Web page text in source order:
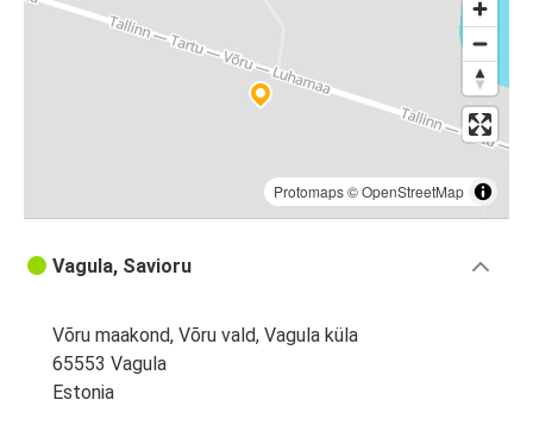
Protomaps©OpenStreetMap
Vagula, Savioru
Võru maakond, Võru vald, Vagula küla
65553 Vagula
Estonia